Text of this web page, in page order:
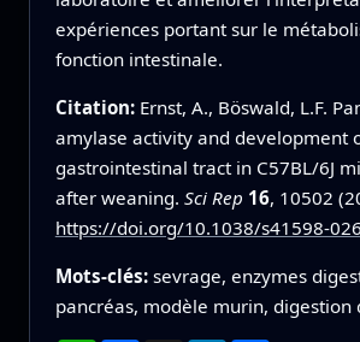
expériences portant sur le
fonction intestinale.
Citation: Ernst, A., Böswald, L.F.
amylase activity and development
gastrointestinal tract in C57BL/6J
after weaning. Sci Rep 16, 10502
https://doi.org/10.1038/s41598-
Mots-clés: sevrage, enzymes
pancréas, modèle murin, digestion